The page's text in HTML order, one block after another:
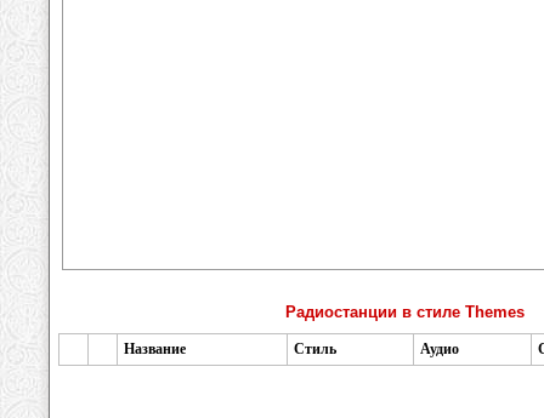
Радиостанции в стиле Themes
Название Стиль Аудио